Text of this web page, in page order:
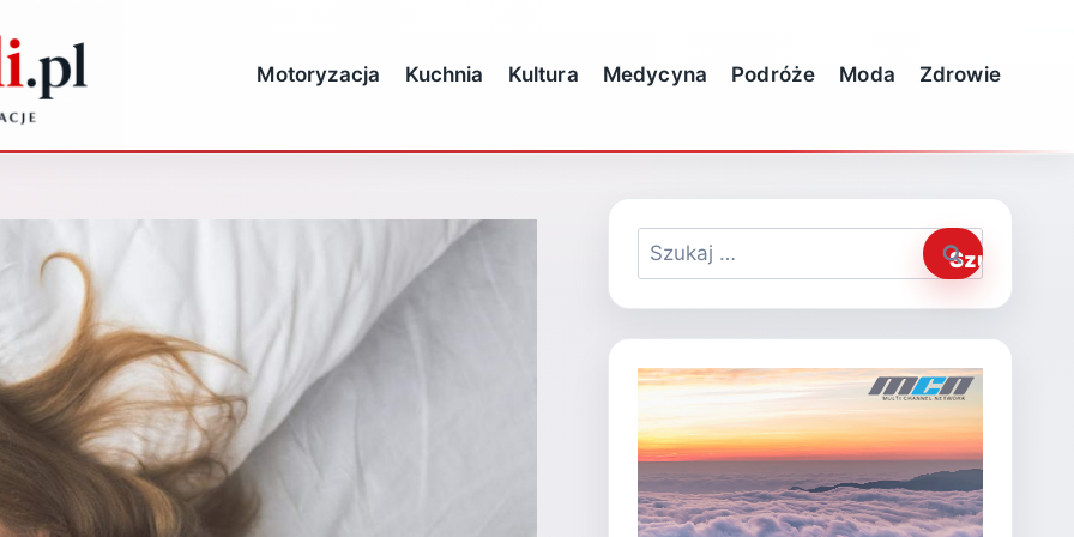
Motoryzacja Kuchnia Kultura Medycyna Podróże Moda Zdrowie
Szukaj: